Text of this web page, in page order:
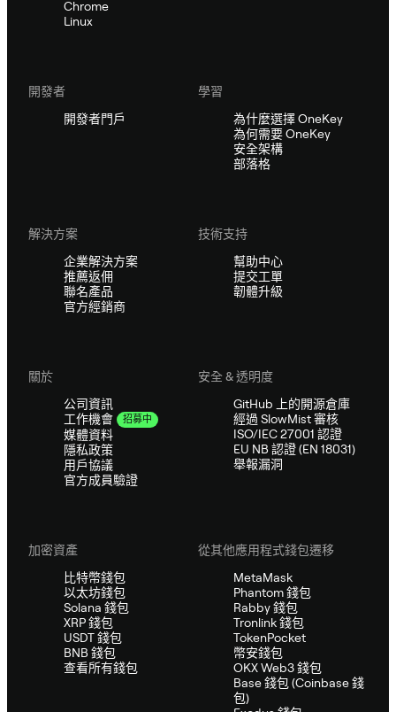
Chrome
Linux
開發者
開發者門戶
學習
為什麼選擇 OneKey
為何需要 OneKey
安全架構
部落格
解決方案
企業解決方案
推薦返佣
聯名產品
官方經銷商
技術支持
幫助中心
提交工單
韌體升級
關於
公司資訊
工作機會
招募中
媒體資料
隱私政策
用戶協議
官方成員驗證
安全 & 透明度
GitHub 上的開源倉庫
經過 SlowMist 審核
ISO/IEC 27001 認證
EU NB 認證 (EN 18031)
舉報漏洞
加密資產
比特幣錢包
以太坊錢包
Solana 錢包
XRP 錢包
USDT 錢包
BNB 錢包
查看所有錢包
從其他應用程式錢包遷移
MetaMask
Phantom 錢包
Rabby 錢包
Tronlink 錢包
TokenPocket
幣安錢包
OKX Web3 錢包
Base 錢包 (Coinbase 錢
包)